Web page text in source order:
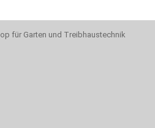
für Garten und Treibhaustechnik